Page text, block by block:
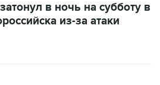
в ночь на субботу в
из-за атаки